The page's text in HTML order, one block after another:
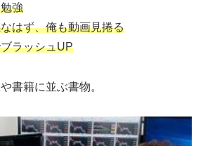
強
はず、俺も動画見捲る
ラッシュUP
書籍に並ぶ書物。